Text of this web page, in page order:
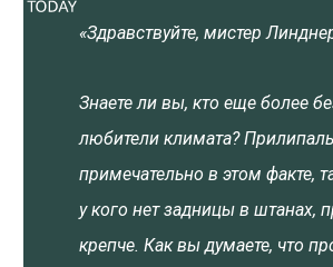
«Здравствуйте, мистер
Знаете ли вы, кто еще более
любители климата?
примечательно в этом факте,
у кого нет задницы в штанах,
крепче. Как вы думаете, что